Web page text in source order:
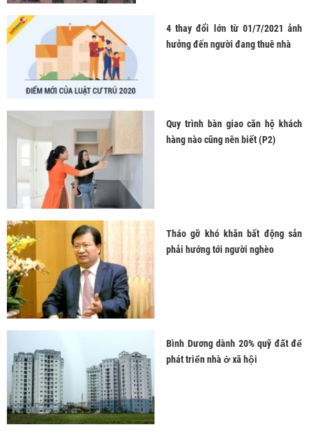
NỘI
NAI
TÀU
4 thay đổi lớn từ 01/7/2021 ảnh
hưởng đến người đang thuê nhà
Quy trình bàn giao căn hộ khách
hàng nào cũng nên biết (P2)
Tháo gỡ khó khăn bất động sản
phải hướng tới người nghèo
Bình Dương dành 20% quỹ đất để
phát triển nhà ở xã hội